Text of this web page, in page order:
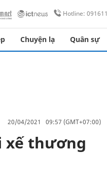
Hotline:
Chuyện lạ Quân sự
20/04/2021 09:57 (GMT+07:00)
xế thương